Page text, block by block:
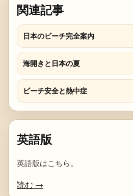
関連記事
日本のビーチ完全案内
海開きと日本の夏
ビーチ安全と熱中症
英語版
英語版はこちら。
読む →